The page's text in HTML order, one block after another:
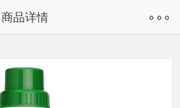
客小程序”访问
商品详情